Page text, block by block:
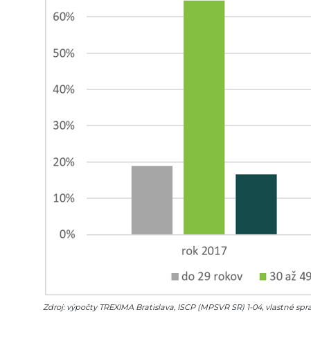
Zdroj: výpočty TREXIMA Bratislava, ISCP (MPSVR SR) 1-04, vlastné